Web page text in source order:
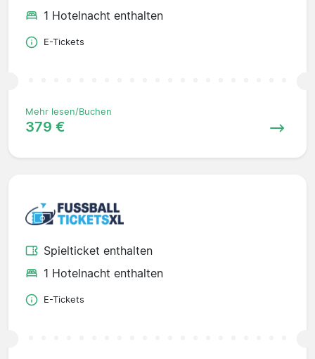
1 Hotelnacht enthalten
E-Tickets
Mehr lesen/Buchen
379 €
Spielticket enthalten
1 Hotelnacht enthalten
E-Tickets